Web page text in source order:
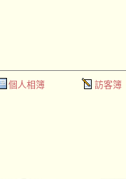
個人相簿 訪客簿